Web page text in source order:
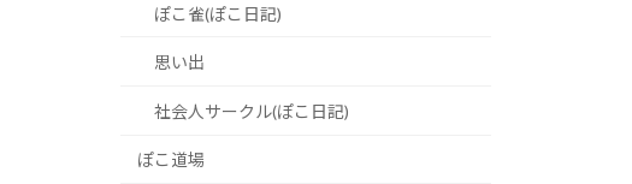
ぽこ雀(ぽこ日記)
思い出
社会人サークル(ぽこ日記)
ぽこ道場